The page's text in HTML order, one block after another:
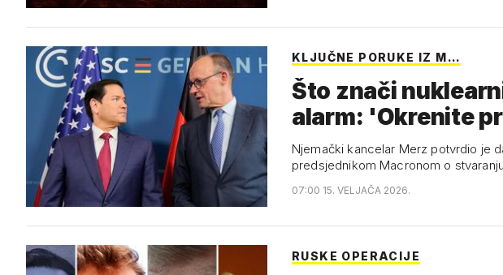
KLJUČNE PORUKE IZ M…
Što znači
alarm: 'Okrenite
Njemački kancelar Merz potvrdio je
predsjednikom Macronom o
07:00 15. VELJAČA 2026.
RUSKE OPERACIJE